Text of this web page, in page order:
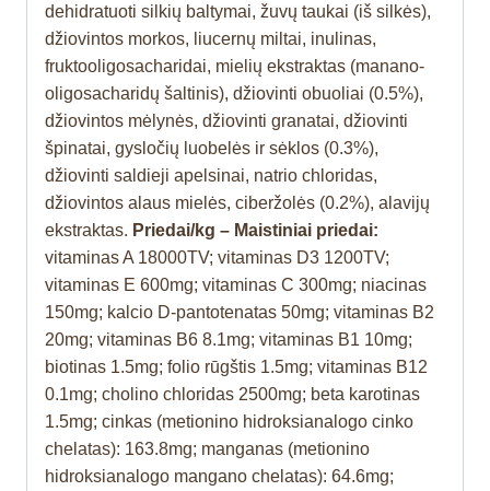
dehidratuoti silkių baltymai, žuvų taukai (iš silkės),
džiovintos morkos, liucernų miltai, inulinas,
fruktooligosacharidai, mielių ekstraktas (manano-
oligosacharidų šaltinis), džiovinti obuoliai (0.5%),
džiovintos mėlynės, džiovinti granatai, džiovinti
špinatai, gysločių luobelės ir sėklos (0.3%),
džiovinti saldieji apelsinai, natrio chloridas,
džiovintos alaus mielės, ciberžolės (0.2%), alavijų
ekstraktas. Priedai/kg – Maistiniai priedai:
vitaminas A 18000TV; vitaminas D3 1200TV;
vitaminas E 600mg; vitaminas C 300mg; niacinas
150mg; kalcio D-pantotenatas 50mg; vitaminas B2
20mg; vitaminas B6 8.1mg; vitaminas B1 10mg;
biotinas 1.5mg; folio rūgštis 1.5mg; vitaminas B12
0.1mg; cholino chloridas 2500mg; beta karotinas
1.5mg; cinkas (metionino hidroksianalogo cinko
chelatas): 163.8mg; manganas (metionino
hidroksianalogo mangano chelatas): 64.6mg;